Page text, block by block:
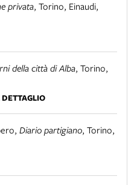
privata, Torino, Einaudi,
della città di Alba, Torino,
, Diario partigiano, Torino,